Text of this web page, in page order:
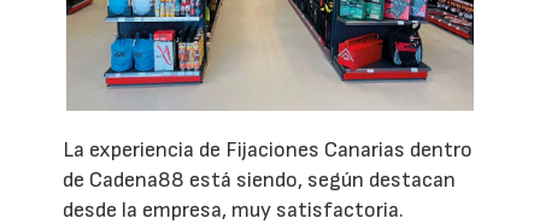
La experiencia de Fijaciones Canarias dentro
de Cadena88 está siendo, según destacan
desde la empresa, muy satisfactoria.